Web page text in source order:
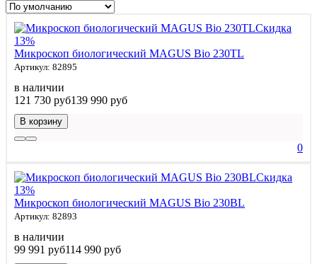
Скидка
13%
Микроскоп биологический MAGUS Bio 230TL
Артикул: 82895
в наличии
121 730 руб139 990 руб
В корзину
0
Скидка
13%
Микроскоп биологический MAGUS Bio 230BL
Артикул: 82893
в наличии
99 991 руб114 990 руб